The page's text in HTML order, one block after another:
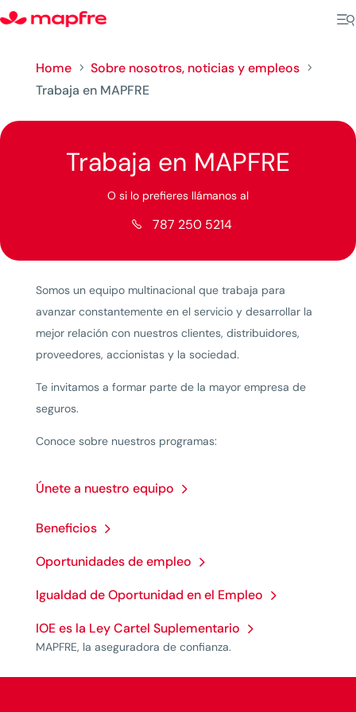
Home 5 Sobre nosotros, noticias y empleos 5
Trabaja en MAPFRE
Trabaja en MAPFRE
O si lo prefieres llámanos al
 787 250 5214
Somos un equipo multinacional que trabaja para
avanzar constantemente en el servicio y desarrollar la
mejor relación con nuestros clientes, distribuidores,
proveedores, accionistas y la sociedad.
Te invitamos a formar parte de la mayor empresa de
seguros.
Conoce sobre nuestros programas:
Únete a nuestro equipo
Beneficios
Oportunidades de empleo
Igualdad de Oportunidad en el Empleo
IOE es la Ley Cartel Suplementario
MAPFRE, la aseguradora de confianza.